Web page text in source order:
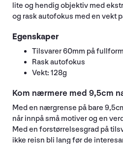
lite og hendig objektiv med
og rask autofokus med en vekt
Egenskaper
Tilsvarer 60mm på
Rask autofokus
Vekt: 128g
Kom nærmere med 9,5cm
Med en nærgrense på bare
når innpå små motiver og en
Med en forstørrelsesgrad på
ikke reisn bli lang før de